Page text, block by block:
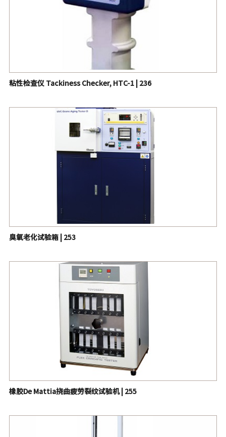
粘性检查仪 Tackiness Checker, HTC-1 | 236
臭氧老化试验箱 | 253
橡胶De Mattia挠曲疲劳裂纹试验机 | 255